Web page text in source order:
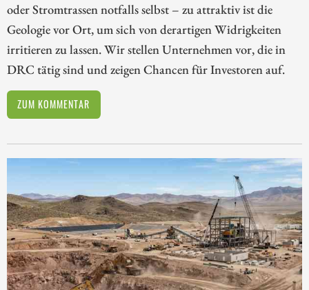
oder Stromtrassen notfalls selbst – zu attraktiv ist die
Geologie vor Ort, um sich von derartigen Widrigkeiten
irritieren zu lassen. Wir stellen Unternehmen vor, die in
DRC tätig sind und zeigen Chancen für Investoren auf.
ZUM KOMMENTAR